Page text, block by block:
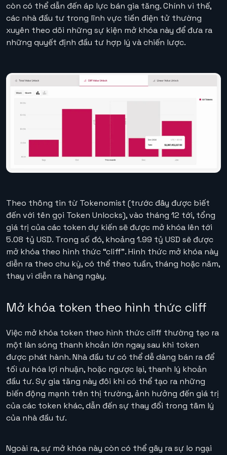
còn có thể dẫn đến áp lực bán gia tăng. Chính vì thế,
các nhà đầu tư trong lĩnh vực tiền điện tử thường
xuyên theo dõi những sự kiện mở khóa này để đưa ra
những quyết định đầu tư hợp lý và chiến lược.
Theo thông tin từ Tokenomist (trước đây được biết
đến với tên gọi Token Unlocks), vào tháng 12 tới, tổng
giá trị của các token dự kiến sẽ được mở khóa lên tới
5.08 tỷ USD. Trong số đó, khoảng 1.99 tỷ USD sẽ được
mở khóa theo hình thức “cliff”. Hình thức mở khóa này
diễn ra theo chu kỳ, có thể theo tuần, tháng hoặc năm,
thay vì diễn ra hàng ngày.
Mở khóa token theo hình thức cliff
Việc mở khóa token theo hình thức cliff thường tạo ra
một làn sóng thanh khoản lớn ngay sau khi token
được phát hành. Nhà đầu tư có thể dễ dàng bán ra để
tối ưu hóa lợi nhuận, hoặc ngược lại, thanh lý khoản
đầu tư. Sự gia tăng này đôi khi có thể tạo ra những
biến động mạnh trên thị trường, ảnh hưởng đến giá trị
của các token khác, dẫn đến sự thay đổi trong tâm lý
của nhà đầu tư.
Ngoài ra, sự mở khóa này còn có thể gây ra sự lo ngại